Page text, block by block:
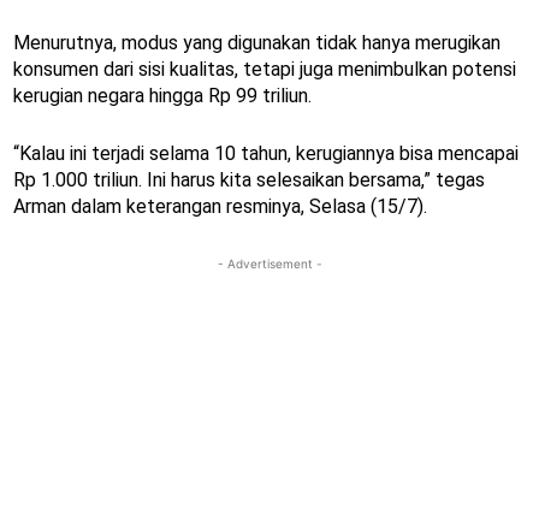
Menurutnya, modus yang digunakan tidak hanya merugikan
konsumen dari sisi kualitas, tetapi juga menimbulkan potensi
kerugian negara hingga Rp 99 triliun.
“Kalau ini terjadi selama 10 tahun, kerugiannya bisa mencapai
Rp 1.000 triliun. Ini harus kita selesaikan bersama,” tegas
Arman dalam keterangan resminya, Selasa (15/7).
- Advertisement -